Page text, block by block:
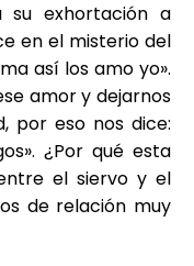
su exhortación a
en el misterio del
así los amo yo».
amor y dejarnos
por eso nos dice:
¿Por qué esta
el siervo y el
de relación muy